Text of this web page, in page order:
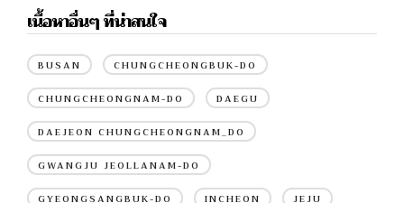
เนื้อหาอื่นๆ ที่น่าสนใจ
BUSAN CHUNGCHEONGBUK-DO
CHUNGCHEONGNAM-DO DAEGU
DAEJEON CHUNGCHEONGNAM_DO
GWANGJU JEOLLANAM-DO
GYEONGSANGBUK-DO INCHEON JEJU